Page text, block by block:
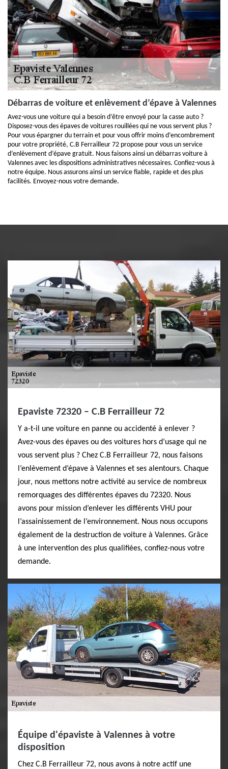
Débarras de voiture et enlèvement d’épave à Valennes
Avez-vous une voiture qui a besoin d’être envoyé pour la casse auto ?
Disposez-vous des épaves de voitures rouillées qui ne vous servent plus ?
Pour vous épargner du terrain et pour vous offrir moins d’encombrement
pour votre propriété, C.B Ferrailleur 72 propose pour vous un service
d’enlèvement d’épave gratuit. Nous faisons ainsi un débarras voiture à
Valennes avec les dispositions administratives nécessaires. Confiez-vous à
notre équipe. Nous assurons ainsi un service fiable, rapide et des plus
facilités. Envoyez-nous votre demande.
Epaviste 72320 – C.B Ferrailleur 72
Y a-t-il une voiture en panne ou accidenté à enlever ?
Avez-vous des épaves ou des voitures hors d’usage qui ne
vous servent plus ? Chez C.B Ferrailleur 72, nous faisons
l’enlèvement d’épave à Valennes et ses alentours. Chaque
jour, nous mettons notre activité au service de nombreux
remorquages des différentes épaves du 72320. Nous
avons pour mission d’enlever les différents VHU pour
l’assainissement de l’environnement. Nous nous occupons
également de la destruction de voiture à Valennes. Grâce
à une intervention des plus qualifiées, confiez-nous votre
demande.
Équipe d'épaviste à Valennes à votre
disposition
Chez C.B Ferrailleur 72, nous avons à notre actif une